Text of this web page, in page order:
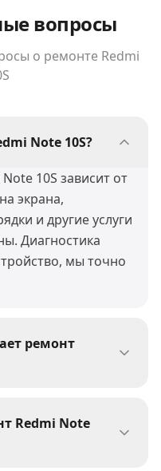
вопросы
о ремонте Redmi
Note 10S?
10S зависит от
экрана,
и другие услуги
Диагностика
мы точно
ремонт
работы
воды) могут
Redmi Note